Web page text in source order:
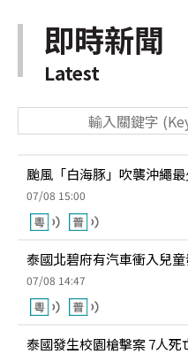
即時新聞
Latest
颱風「白海豚」吹襲沖繩
07/08 15:00
泰國北碧府有汽車衝入兒
07/08 14:47
泰國發生校園槍擊案 7人死